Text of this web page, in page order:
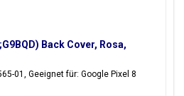
Back Cover, Rosa,
01, Geeignet für: Google Pixel 8